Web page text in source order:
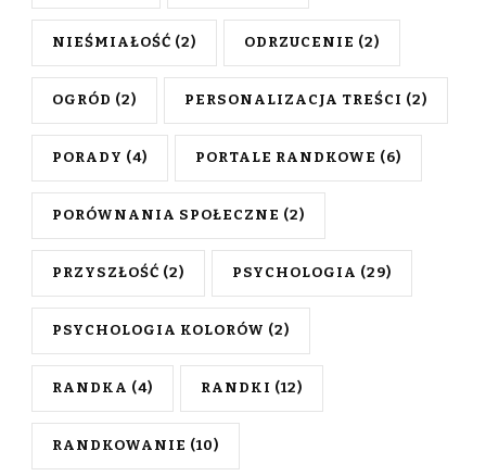
NIEŚMIAŁOŚĆ (2) ODRZUCENIE (2)
OGRÓD (2) PERSONALIZACJA TREŚCI (2)
PORADY (4) PORTALE RANDKOWE (6)
PORÓWNANIA SPOŁECZNE (2)
PRZYSZŁOŚĆ (2) PSYCHOLOGIA (29)
PSYCHOLOGIA KOLORÓW (2)
RANDKA (4) RANDKI (12)
RANDKOWANIE (10)